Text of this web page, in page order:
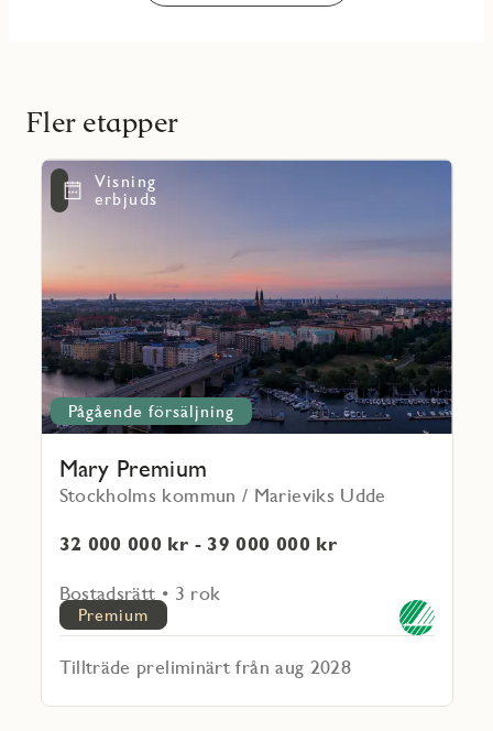
Fler etapper
Pågående försäljning
Mary Premium
Stockholms kommun / Marieviks Udde
32 000 000 kr - 39 000 000 kr
Bostadsrätt • 3 rok
Premium
Tillträde preliminärt från aug 2028
Visning
erbjuds
Läs
mer
om